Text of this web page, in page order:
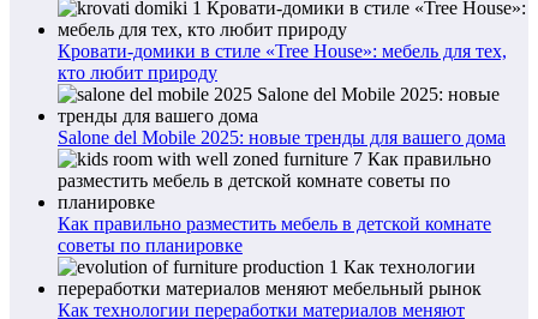
Кровати-домики в стиле «Tree House»: мебель для тех,
кто любит природу
Salone del Mobile 2025: новые тренды для вашего дома
Как правильно разместить мебель в детской комнате
советы по планировке
Как технологии переработки материалов меняют